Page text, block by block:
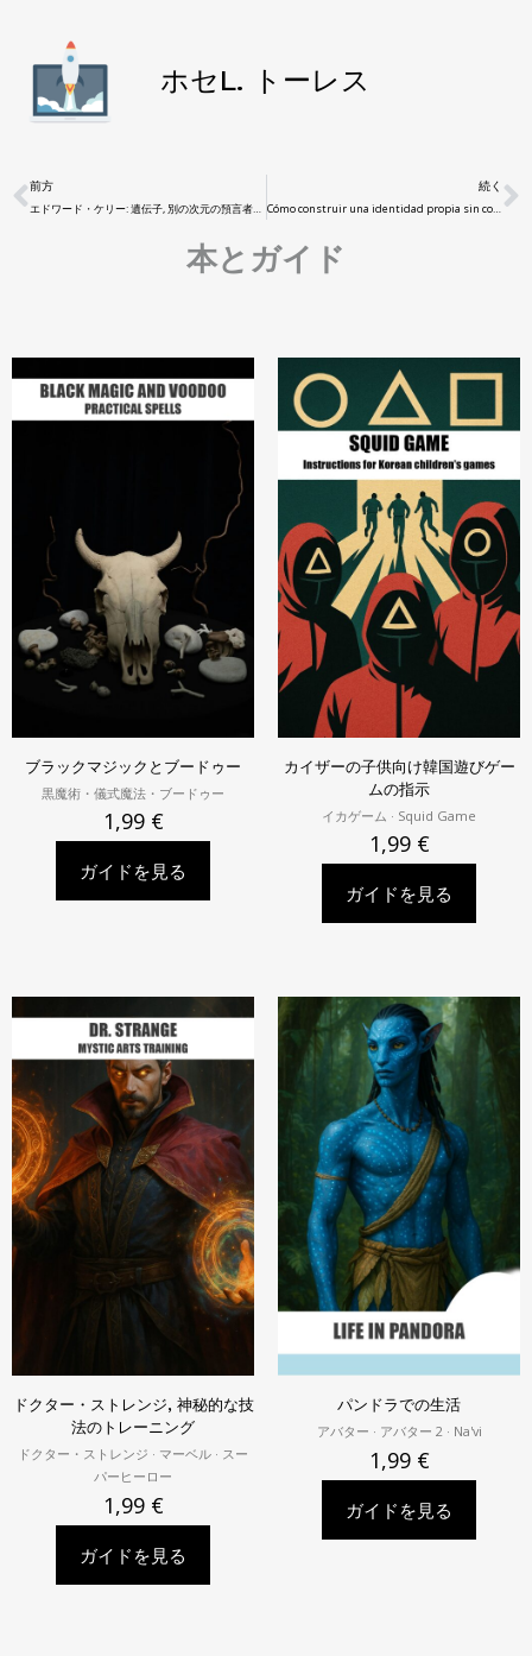
ホセL. トーレス
前方
エドワード・ケリー: 遺伝子, 別の次元の預言者またはチャンネル?
続く
Cómo construir una identidad propia sin convertirte en una marca
本とガイド
ブラックマジックとブードゥー
黒魔術・儀式魔法・ブードゥー
1,99 €
ガイドを見る
カイザーの子供向け韓国遊びゲー
ムの指示
イカゲーム · Squid Game
1,99 €
ガイドを見る
ドクター・ストレンジ, 神秘的な技
法のトレーニング
ドクター・ストレンジ · マーベル · スー
パーヒーロー
1,99 €
ガイドを見る
パンドラでの生活
アバター · アバター 2 · Na'vi
1,99 €
ガイドを見る